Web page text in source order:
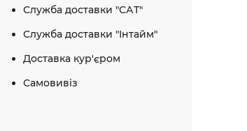
Служба доставки "САТ"
Служба доставки "Інтайм"
Доставка кур'єром
Самовивіз